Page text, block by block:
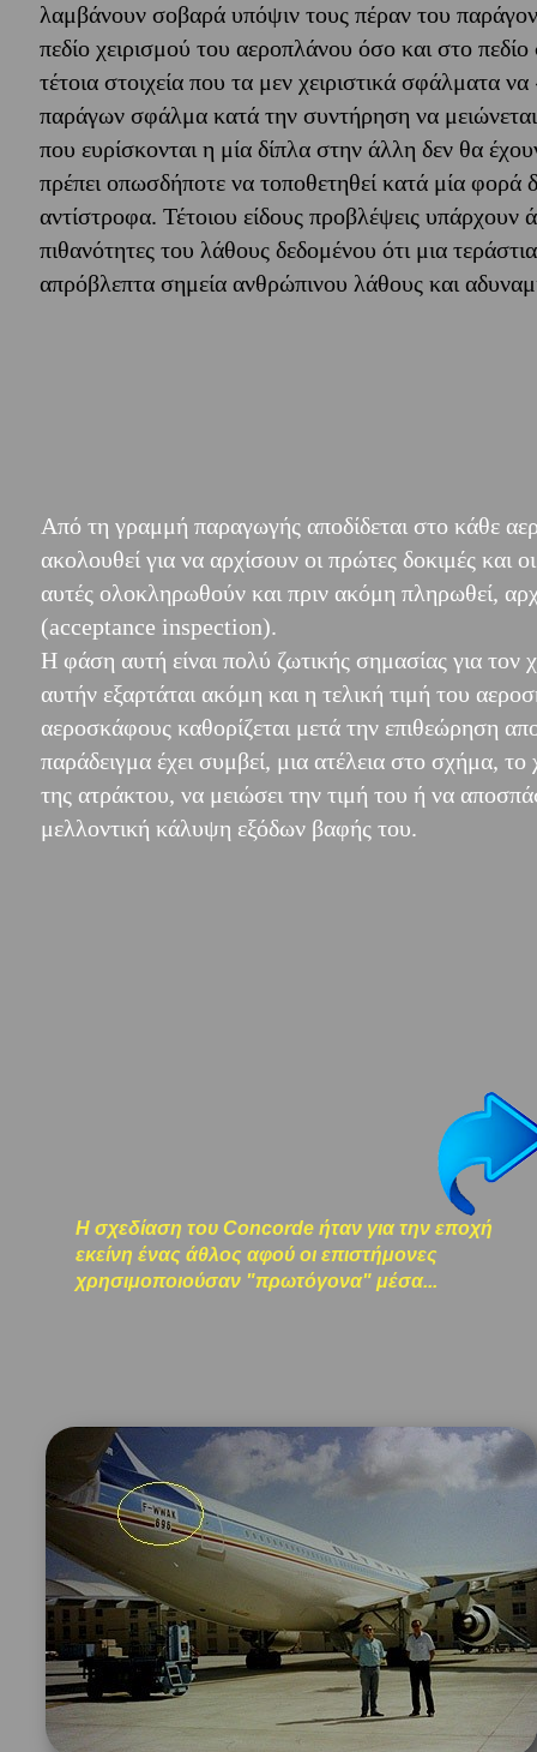
λαμβάνουν σοβαρά υπόψιν τους πέραν του
πεδίο χειρισμού του αεροπλάνου όσο και στο
τέτοια στοιχεία που τα μεν χειριστικά σφάλματα
παράγων σφάλμα κατά την συντήρηση να
που ευρίσκονται η μία δίπλα στην άλλη δεν θα
πρέπει οπωσδήποτε να τοποθετηθεί κατά μία φορά
αντίστροφα. Τέτοιου είδους προβλέψεις
πιθανότητες του λάθους δεδομένου ότι μια
απρόβλεπτα σημεία ανθρώπινου λάθους και
Από τη γραμμή παραγωγής αποδίδεται στο κάθε
ακολουθεί για να αρχίσουν οι πρώτες δοκιμές και
αυτές ολοκληρωθούν και πριν ακόμη πληρωθεί,
(acceptance inspection).
Η φάση αυτή είναι πολύ ζωτικής σημασίας για τον
αυτήν εξαρτάται ακόμη και η τελική τιμή του
αεροσκάφους καθορίζεται μετά την επιθεώρηση
παράδειγμα έχει συμβεί, μια ατέλεια στο σχήμα,
της ατράκτου, να μειώσει την τιμή του ή να
μελλοντική κάλυψη εξόδων βαφής του.
Η σχεδίαση του Concorde ήταν για την εποχή
εκείνη ένας άθλος αφού οι επιστήμονες
χρησιμοποιούσαν "πρωτόγονα" μέσα...